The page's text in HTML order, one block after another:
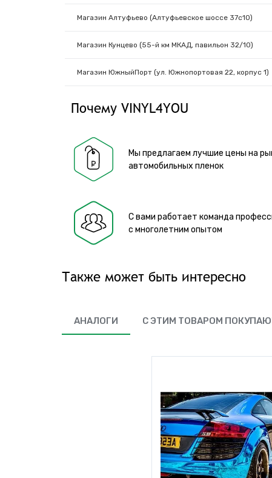
Магазин Алтуфьево (Алтуфьевское шоссе 37с10)
Магазин Кунцево (55-й км МКАД, павильон 32/10)
Магазин ЮжныйПорт (ул. Южнопортовая 22, корпус 1)
Почему VINYL4YOU
Мы предлагаем лучшие цены на
автомобильных пленок
С вами работает команда
с многолетним опытом
Также может быть интересно
АНАЛОГИ С ЭТИМ ТОВАРОМ